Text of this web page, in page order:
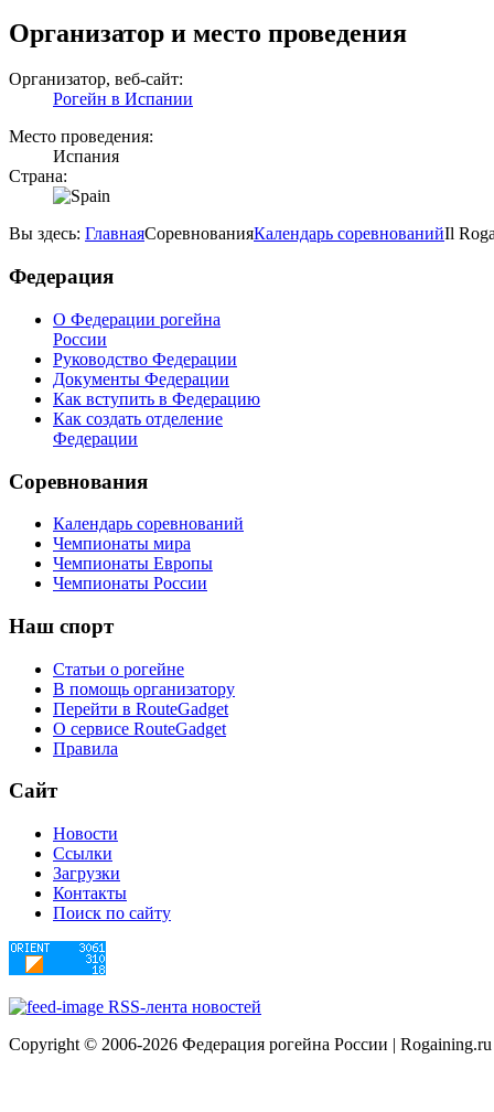
Организатор и место проведения
Организатор, веб-сайт:
Рогейн в Испании
Место проведения:
Испания
Страна:
Вы здесь: ГлавнаяСоревнованияКалендарь соревнованийIl
Федерация
О Федерации рогейна
России
Руководство Федерации
Документы Федерации
Как вступить в Федерацию
Как создать отделение
Федерации
Соревнования
Календарь соревнований
Чемпионаты мира
Чемпионаты Европы
Чемпионаты России
Наш спорт
Статьи о рогейне
В помощь организатору
Перейти в RouteGadget
О сервисе RouteGadget
Правила
Сайт
Новости
Ссылки
Загрузки
Контакты
Поиск по сайту
RSS-лента новостей
Copyright © 2006-2026 Федерация рогейна России | Rogaining.ru